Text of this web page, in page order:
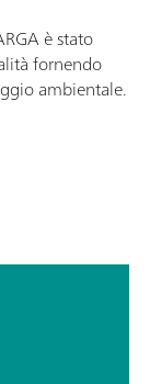
è stato
fornendo
ambientale.